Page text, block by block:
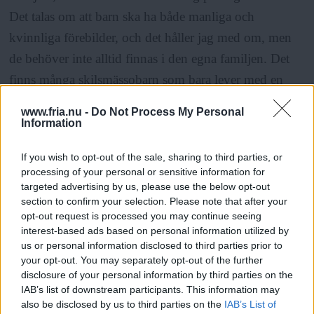
www.fria.nu - Do Not Process My Personal
Information
If you wish to opt-out of the sale, sharing to third parties, or
processing of your personal or sensitive information for
targeted advertising by us, please use the below opt-out
section to confirm your selection. Please note that after your
opt-out request is processed you may continue seeing
interest-based ads based on personal information utilized by
us or personal information disclosed to third parties prior to
your opt-out. You may separately opt-out of the further
disclosure of your personal information by third parties on the
IAB’s list of downstream participants. This information may
also be disclosed by us to third parties on the IAB’s List of
Det talas om att barn ska ha både manliga och
kvinnliga förebilder, och det håller jag med om, men
de behöver inte alltid finnas i den egna familjen. Det
finns många skilsmässobarn som bara lever med en
surrogatmödraskap är svår att besvara och Håkan
påstår inte att han sitter på hela sanningen. Men boken
är ett exempel på hur det kan gå till.
– Jag tror nog ändå att boken kan ses som ett inlägg i
debatten. Kan jag göra någonting för att underlätta för
andra så gör jag gärna det, säger han.